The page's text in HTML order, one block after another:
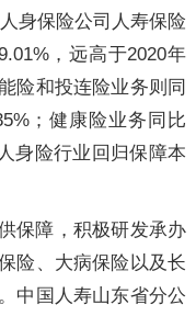
身保险公司人寿保险
，远高于2020年
险和投连险业务则同
；健康险业务同比
身险行业回归保障本
保障，积极研发承办
险、大病保险以及长
中国人寿山东省分公